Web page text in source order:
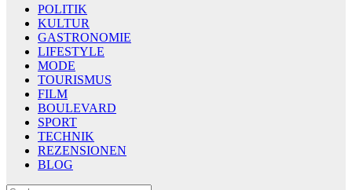
POLITIK
KULTUR
GASTRONOMIE
LIFESTYLE
MODE
TOURISMUS
FILM
BOULEVARD
SPORT
TECHNIK
REZENSIONEN
BLOG